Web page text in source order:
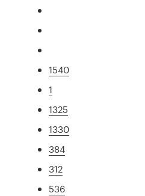
1540
1
1325
1330
384
312
536